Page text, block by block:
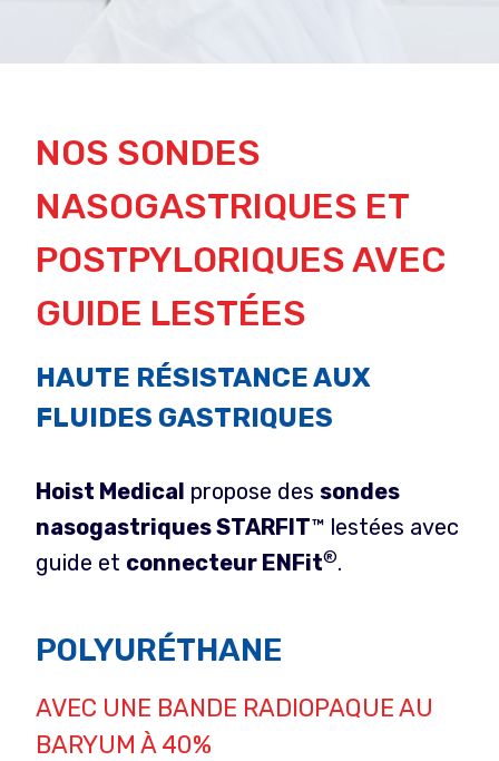
NOS SONDES
NASOGASTRIQUES ET
POSTPYLORIQUES AVEC
GUIDE LESTÉES
HAUTE RÉSISTANCE AUX
FLUIDES GASTRIQUES
Hoist Medical propose des sondes
nasogastriques STARFIT™ lestées avec
guide et connecteur ENFit®.
POLYURÉTHANE
AVEC UNE BANDE RADIOPAQUE AU
BARYUM À 40%